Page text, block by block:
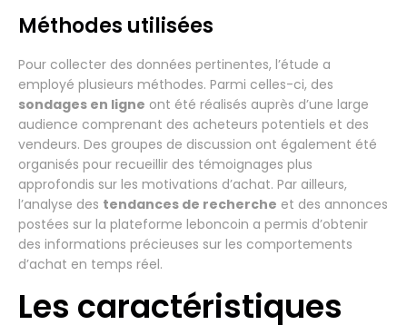
Méthodes utilisées
Pour collecter des données pertinentes, l’étude a
employé plusieurs méthodes. Parmi celles-ci, des
sondages en ligne ont été réalisés auprès d’une large
audience comprenant des acheteurs potentiels et des
vendeurs. Des groupes de discussion ont également été
organisés pour recueillir des témoignages plus
approfondis sur les motivations d’achat. Par ailleurs,
l’analyse des tendances de recherche et des annonces
postées sur la plateforme leboncoin a permis d’obtenir
des informations précieuses sur les comportements
d’achat en temps réel.
Les caractéristiques